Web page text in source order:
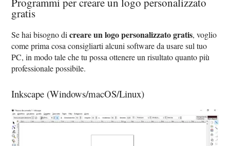
gratis
Se hai bisogno dicreare un logo personalizzato gratis, voglio
come prima cosa consigliarti alcuni software da usare sul tuo
PC, in modo tale che tu possa ottenere un risultato quanto più
professionale possibile.
Inkscape (Windows/macOS/Linux)